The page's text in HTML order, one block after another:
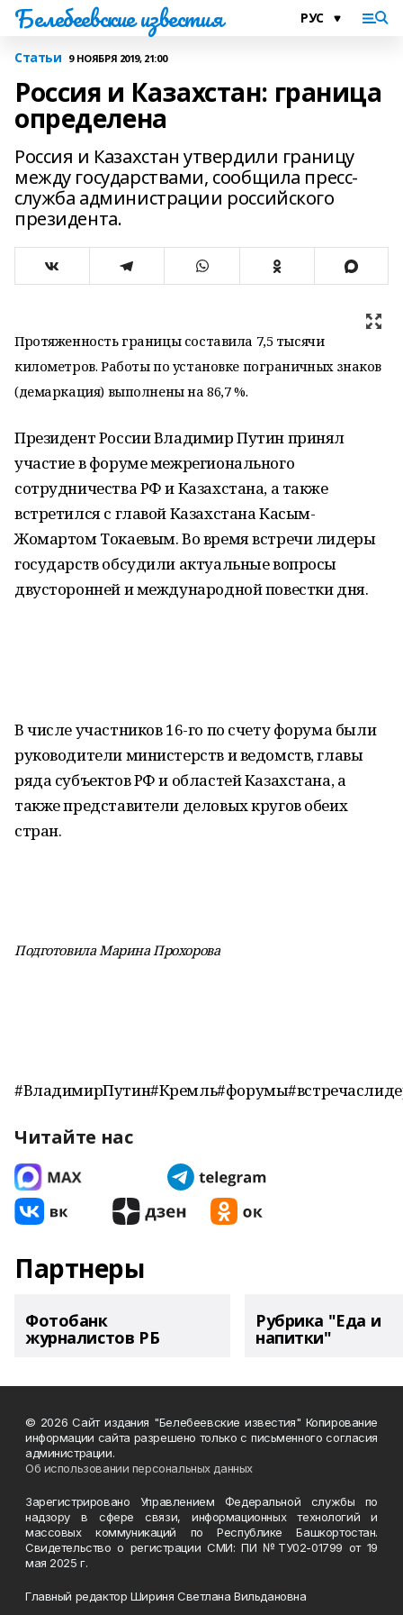
Белебеевские известия
Статьи 9 НОЯБРЯ 2019, 21:00
Россия и Казахстан: граница
определена
Россия и Казахстан утвердили границу
между государствами, сообщила пресс-
служба администрации российского
президента.
Протяженность границы составила 7,5 тысячи
километров. Работы по установке пограничных знаков
(демаркация) выполнены на 86,7 %.
Президент России Владимир Путин принял
участие в форуме межрегионального
сотрудничества РФ и Казахстана, а также
встретился с главой Казахстана Касым-
Жомартом Токаевым. Во время встречи лидеры
государств обсудили актуальные вопросы
двусторонней и международной повестки дня.
В числе участников 16-го по счету форума были
руководители министерств и ведомств, главы
ряда субъектов РФ и областей Казахстана, а
также представители деловых кругов обеих
стран.
Подготовила Марина Прохорова
Читайте нас
Партнеры
Фотобанк
журналистов РБ
Рубрика "Еда и
напитки"
© 2026 Сайт издания "Белебеевские известия" Копирование
информации сайта разрешено только с письменного согласия
администрации.
Об использовании персональных данных
Зарегистрировано Управлением Федеральной службы по
надзору в сфере связи, информационных технологий и
массовых коммуникаций по Республике Башкортостан.
Свидетельство о регистрации СМИ: ПИ №ТУ02-01799 от 19
мая 2025 г.
Главный редактор Шириня Светлана Вильдановна